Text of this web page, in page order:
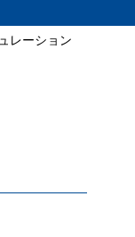
レーション